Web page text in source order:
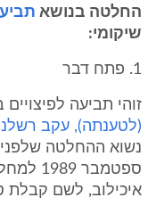
החלטה בנושא
שיקומי:
1. פתח דבר
זוהי תביעה לפיצויים
(לטענתה), עקב
נשוא ההחלטה
איכילוב, לשם קבלת